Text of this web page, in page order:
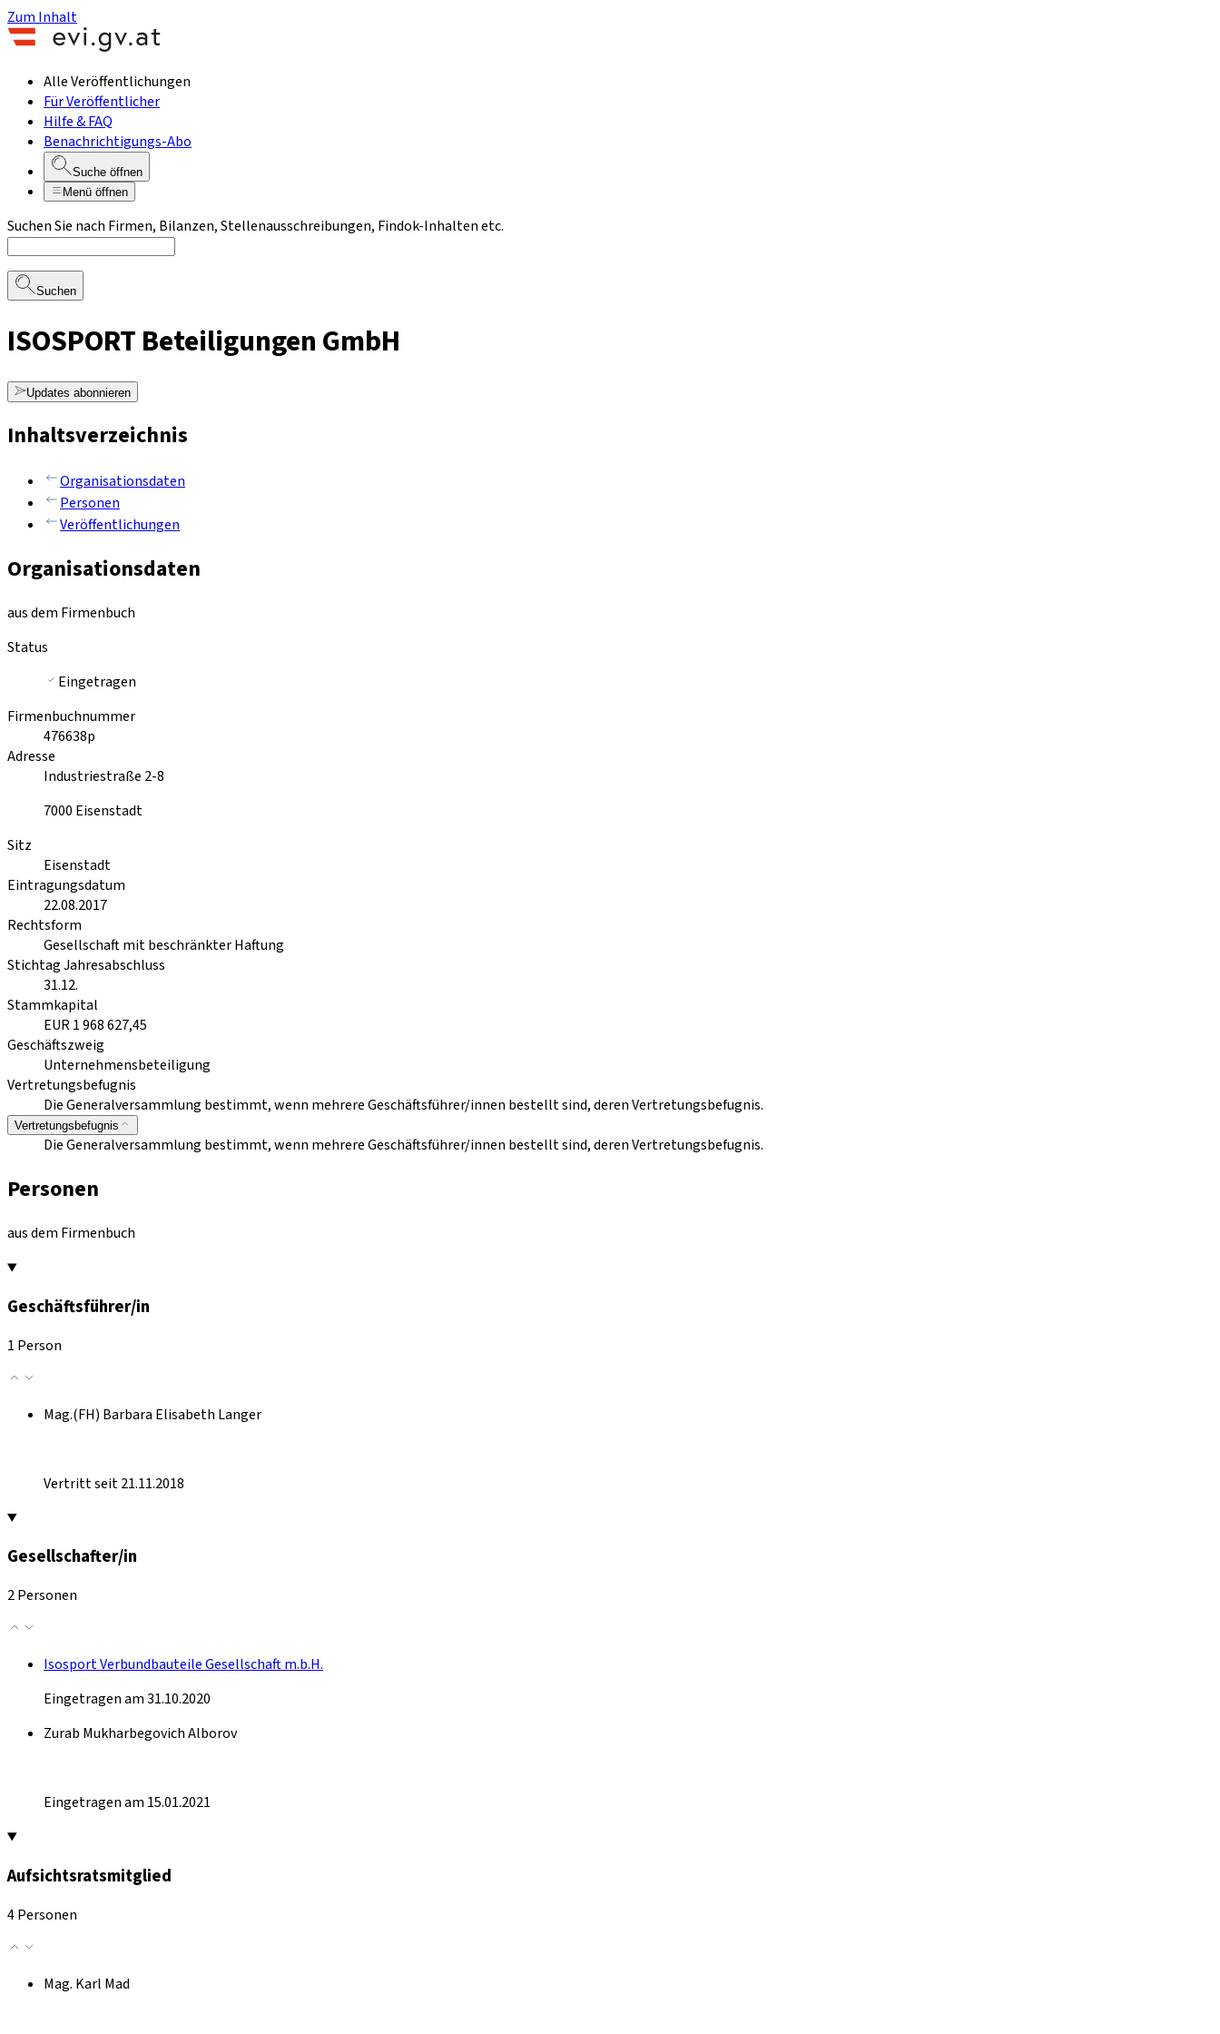
Zum Inhalt
Alle Veröffentlichungen
Für Veröffentlicher
Hilfe & FAQ
Benachrichtigungs-Abo
Suche öffnen
Menü öffnen
Suchen Sie nach Firmen, Bilanzen, Stellenausschreibungen, Findok-Inhalten etc.
Suchen
ISOSPORT Beteiligungen GmbH
Updates abonnieren
Inhaltsverzeichnis
Organisationsdaten
Personen
Veröffentlichungen
Organisationsdaten
aus dem Firmenbuch
Status
Eingetragen
Firmenbuchnummer
476638p
Adresse
Industriestraße 2-8
7000 Eisenstadt
Sitz
Eisenstadt
Eintragungsdatum
22.08.2017
Rechtsform
Gesellschaft mit beschränkter Haftung
Stichtag Jahresabschluss
31.12.
Stammkapital
EUR 1 968 627,45
Geschäftszweig
Unternehmensbeteiligung
Vertretungsbefugnis
Die Generalversammlung bestimmt, wenn mehrere Geschäftsführer/innen bestellt sind, deren Vertretungsbefugnis.
Vertretungsbefugnis
Die Generalversammlung bestimmt, wenn mehrere Geschäftsführer/innen bestellt sind, deren Vertretungsbefugnis.
Personen
aus dem Firmenbuch
Geschäftsführer/in
1 Person
Mag.(FH) Barbara Elisabeth Langer
Vertritt seit 21.11.2018
Gesellschafter/in
2 Personen
Isosport Verbundbauteile Gesellschaft m.b.H.
Eingetragen am 31.10.2020
Zurab Mukharbegovich Alborov
Eingetragen am 15.01.2021
Aufsichtsratsmitglied
4 Personen
Mag. Karl Mad